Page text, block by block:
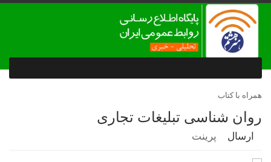
همراه با کتاب
روان شناسی تبلیغات تجاری
ارسال پرینت